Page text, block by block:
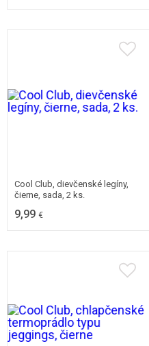
Cool Club, dievčenské legíny,
čierne, sada, 2 ks.
9,99 €